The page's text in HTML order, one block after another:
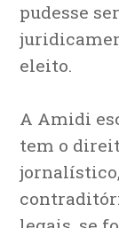
pudesse
eleito.
A Amidi
tem o